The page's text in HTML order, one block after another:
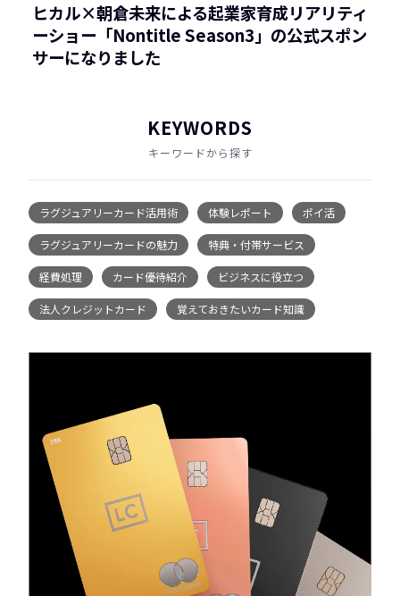
ヒカル×朝倉未来による起業家育成リアリティ
ーショー「Nontitle Season3」の公式スポン
サーになりました
KEYWORDS
キーワードから探す
ラグジュアリーカード活用術 体験レポート ポイ活
ラグジュアリーカードの魅力 特典・付帯サービス
経費処理 カード優待紹介 ビジネスに役立つ
法人クレジットカード 覚えておきたいカード知識